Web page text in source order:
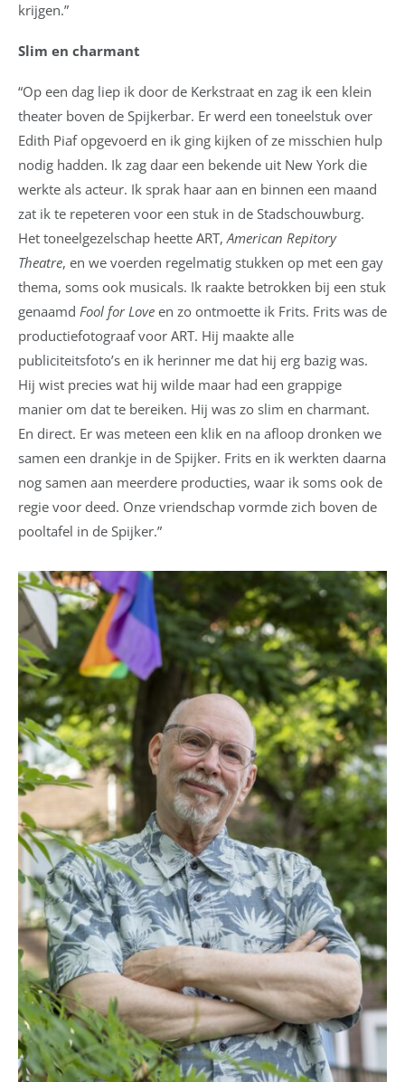
krijgen.”
Slim en charmant
“Op een dag liep ik door de Kerkstraat en zag ik een klein
theater boven de Spijkerbar. Er werd een toneelstuk over
Edith Piaf opgevoerd en ik ging kijken of ze misschien hulp
nodig hadden. Ik zag daar een bekende uit New York die
werkte als acteur. Ik sprak haar aan en binnen een maand
zat ik te repeteren voor een stuk in de Stadschouwburg.
Het toneelgezelschap heette ART,American Repitory
Theatre, en we voerden regelmatig stukken op met een gay
thema, soms ook musicals. Ik raakte betrokken bij een stuk
genaamd Fool for Love en zo ontmoette ik Frits. Frits was de
productiefotograaf voor ART. Hij maakte alle
publiciteitsfoto’s en ik herinner me dat hij erg bazig was.
Hij wist precies wat hij wilde maar had een grappige
manier om dat te bereiken. Hij was zo slim en charmant.
En direct. Er was meteen een klik en na afloop dronken we
samen een drankje in de Spijker. Frits en ik werkten daarna
nog samen aan meerdere producties, waar ik soms ook de
regie voor deed. Onze vriendschap vormde zich boven de
pooltafel in de Spijker.”